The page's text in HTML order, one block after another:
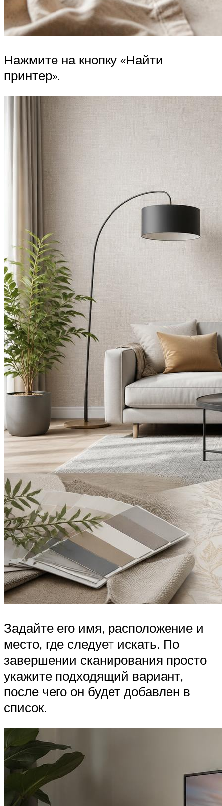
Нажмите на кнопку «Найти
принтер».
Задайте его имя, расположение и
место, где следует искать. По
завершении сканирования просто
укажите подходящий вариант,
после чего он будет добавлен в
список.